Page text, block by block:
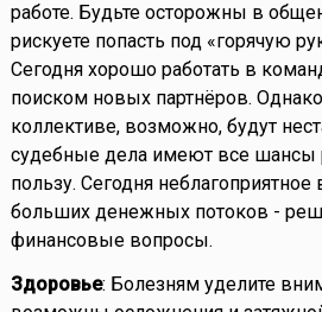
работе. Будьте осторожны в
рискуете попасть под «горячую
Сегодня хорошо работать в
поиском новых партнёров.
коллективе, возможно, будут
судебные дела имеют все шансы
пользу. Сегодня
больших денежных потоков -
финансовые вопросы.
Здоровье: Болезням уделите